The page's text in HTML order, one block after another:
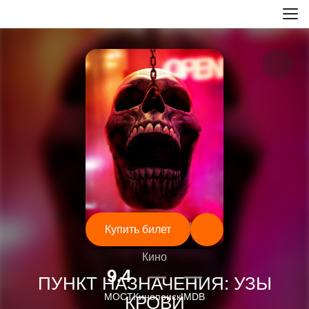
Кино
ПУНКТ НАЗНАЧЕНИЯ: УЗЫ
КРОВИ
Купить билет
9.4
МОСТ
—
Кинопоиск
—
IMDB